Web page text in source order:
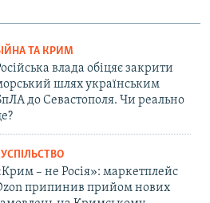
ТА КРИМ
влада обіцяє закрити
шлях українським
до Севастополя. Чи реально
– не Росія»: маркетплейс
припинив прийом нових